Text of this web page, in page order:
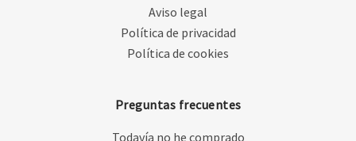
Aviso legal
Política de privacidad
Política de cookies
Preguntas frecuentes
Todavía no he comprado